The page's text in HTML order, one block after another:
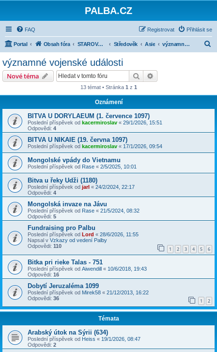
PALBA.CZ
FAQ Přihlásit se
Registrovat
Portal Obsah fóra STAROVĚK, STŘEDOVĚK, NOVOVĚK DO ROKU 1914 Středověk Asie významné vojenské události
významné vojenské události
Nové téma Hledat
13 témat • Stránka 1 z 1
Oznámení
BITVA U DORYLAEUM (1. července 1097)
Poslední příspěvek od kacermiroslav « 29/1/2026, 15:51
Odpovědi: 4
BITVA U NIKAIE (19. června 1097)
Poslední příspěvek od kacermiroslav « 17/1/2026, 09:54
Mongolské vpády do Vietnamu
Poslední příspěvek od Rase « 2/5/2025, 10:01
Bitva u řeky Udži (1180)
Poslední příspěvek od jarl « 24/2/2024, 22:17
Odpovědi: 4
Mongolská invaze na Jávu
Poslední příspěvek od Rase « 21/5/2024, 08:32
Odpovědi: 5
Fundraising pro Palbu
Poslední příspěvek od Lord « 28/6/2026, 11:55
Napsal v Vzkazy od vedení Palby
Odpovědi: 110 1 2 3 4 5 6
Bitka pri rieke Talas - 751
Poslední příspěvek od Aiwendill « 10/6/2018, 19:43
Odpovědi: 16
Dobytí Jeruzaléma 1099
Poslední příspěvek od Mirek58 « 21/12/2013, 16:22
Odpovědi: 36 1 2
Témata
Arabský útok na Sýrii (634)
Poslední příspěvek od Heiss « 19/1/2026, 08:47
Odpovědi: 2